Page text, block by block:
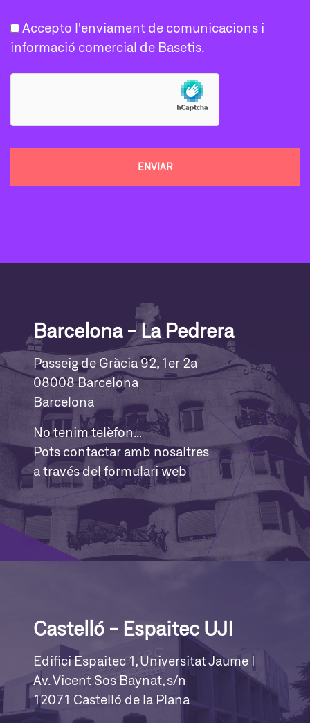
Accepto l'enviament de comunicacions i
informació comercial de Basetis.
Barcelona - La Pedrera
Passeig de Gràcia 92, 1er 2a
08008 Barcelona
Barcelona
No tenim telèfon…
Pots contactar amb nosaltres
a través del formulari web
Castelló - Espaitec UJI
Edifici Espaitec 1, Universitat Jaume I
Av. Vicent Sos Baynat, s/n
12071 Castelló de la Plana